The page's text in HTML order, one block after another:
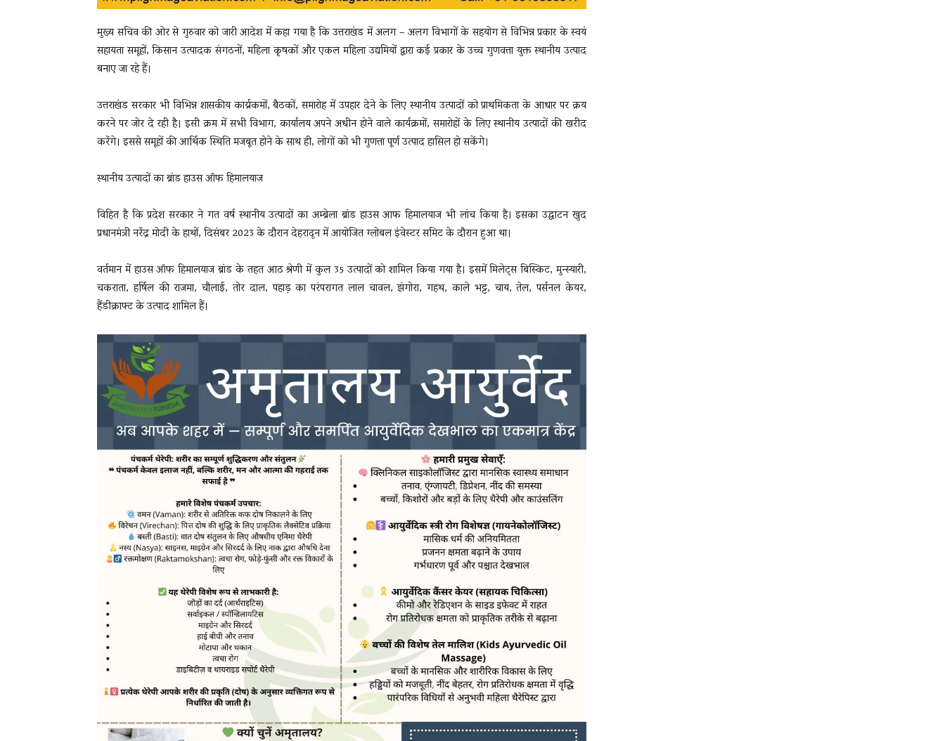
मुख्य सचिव की ओर से गुरुवार को जारी आदेश में कहा गया है कि उत्तराखंड में अलग – अलग विभागों के सहयोग से विभिन्न प्रकार के स्वयं
सहायता समूहों, किसान उत्पादक संगठनों, महिला कृषकों और एकल महिला उद्यमियों द्वारा कई प्रकार के उच्च गुणवत्ता युक्त स्थानीय उत्पाद
बनाए जा रहे हैं।
उत्तराखंड सरकार भी विभिन्न शासकीय कार्य्रकमों, बैठकों, समारोह में उपहार देने के लिए स्थानीय उत्पादों को प्राथमिकता के आधार पर क्रय
करने पर जोर दे रही है। इसी क्रम में सभी विभाग, कार्यालय अपने अधीन होने वाले कार्यक्रमों, समारोहों के लिए स्थानीय उत्पादों की खरीद
करेंगे। इससे समूहों की आर्थिक स्थिति मजबूत होने के साथ ही, लोगों को भी गुणत्ता पूर्ण उत्पाद हासिल हो सकेंगे।
स्थानीय उत्पादों का ब्रांड हाउस ऑफ हिमालयाज
विहित है कि प्रदेश सरकार ने गत वर्ष स्थानीय उत्पादों का अम्ब्रेला ब्रांड हाउस आफ हिमालयाज भी लांच किया है। इसका उद्घाटन खुद
प्रधानमंत्री नरेंद्र मोदी के हाथों, दिसंबर 2023 के दौरान देहरादून में आयोजित ग्लोबल इंवेस्टर समिट के दौरान हुआ था।
वर्तमान में हाउस ऑफ हिमालयाज ब्रांड के तहत आठ श्रेणी में कुल 35 उत्पादों को शामिल किया गया है। इसमें मिलेट्स बिस्किट, मुन्स्यारी,
चकराता, हर्षिल की राजमा, चौलाई, तोर दाल, पहाड़ का परंपरागत लाल चावल, झंगोरा, गहथ, काले भट्ट, चाय, तेल, पर्सनल केयर,
हैंडीक्राफ्ट के उत्पाद शामिल हैं।